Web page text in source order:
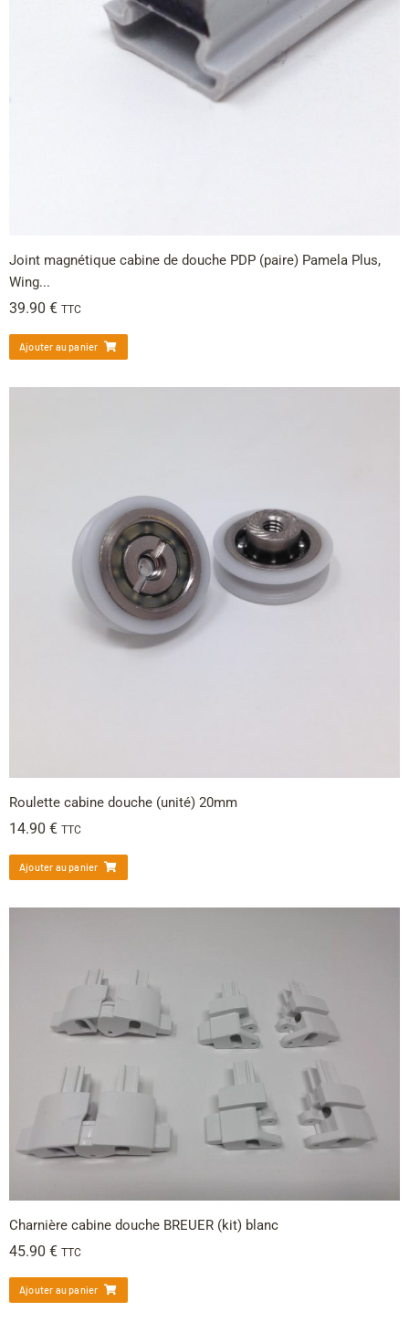
Joint magnétique cabine de douche PDP (paire) Pamela Plus,
Wing...
39.90 € TTC
Ajouter au panier
Roulette cabine douche (unité) 20mm
14.90 € TTC
Ajouter au panier
Charnière cabine douche BREUER (kit) blanc
45.90 € TTC
Ajouter au panier